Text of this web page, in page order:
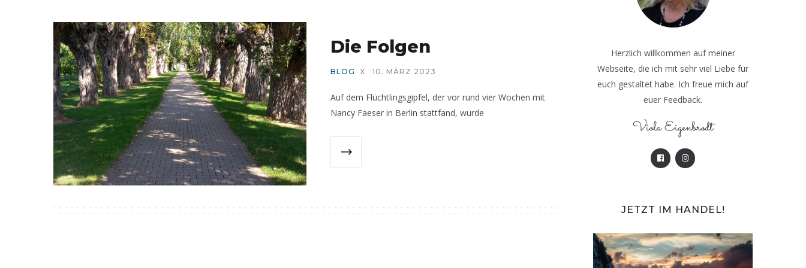
Die Folgen
BLOG X 10. MÄRZ 2023
Auf dem Flüchtlingsgipfel, der vor rund vier Wochen mit
Nancy Faeser in Berlin stattfand, wurde
Herzlich willkommen auf meiner
Webseite, die ich mit sehr viel Liebe für
euch gestaltet habe. Ich freue mich auf
euer Feedback.
Viola Eigenbrodt
JETZT IM HANDEL!